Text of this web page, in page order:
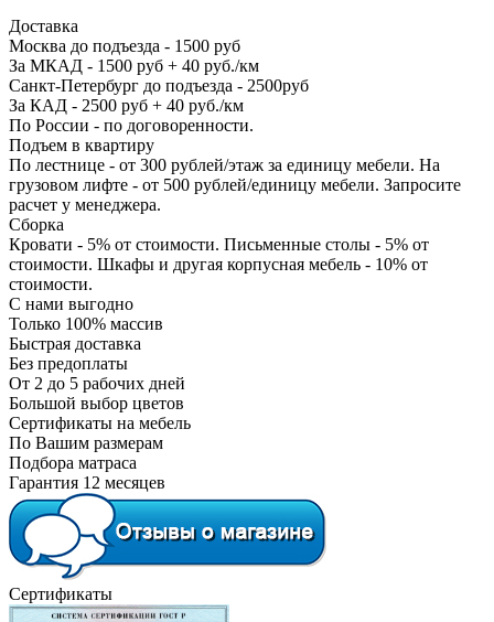
Доставка
Москва до подъезда - 1500 руб
За МКАД - 1500 руб + 40 руб./км
Санкт-Петербург до подъезда - 2500руб
За КАД - 2500 руб + 40 руб./км
По России - по договоренности.
Подъем в квартиру
По лестнице - от 300 рублей/этаж за единицу мебели. На
грузовом лифте - от 500 рублей/единицу мебели. Запросите
расчет у менеджера.
Сборка
Кровати - 5% от стоимости. Письменные столы - 5% от
стоимости. Шкафы и другая корпусная мебель - 10% от
стоимости.
С нами выгодно
Только 100% массив
Быстрая доставка
Без предоплаты
От 2 до 5 рабочих дней
Большой выбор цветов
Сертификаты на мебель
По Вашим размерам
Подбора матраса
Гарантия 12 месяцев
Сертификаты